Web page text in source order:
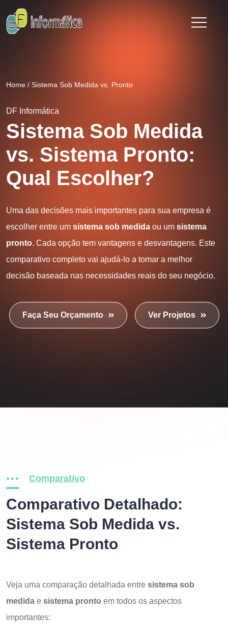
Home / Sistema Sob Medida vs. Pronto
DF Informática
Sistema Sob Medida
vs. Sistema Pronto:
Qual Escolher?
Uma das decisões mais importantes para sua empresa é
escolher entre um sistema sob medida ou um sistema
pronto. Cada opção tem vantagens e desvantagens. Este
comparativo completo vai ajudá-lo a tomar a melhor
decisão baseada nas necessidades reais do seu negócio.
Faça Seu Orçamento Ver Projetos
Comparativo
Comparativo Detalhado:
Sistema Sob Medida vs.
Sistema Pronto
Veja uma comparação detalhada entre sistema sob
medida e sistema pronto em todos os aspectos
importantes: